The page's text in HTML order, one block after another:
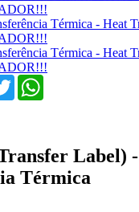
Twitter
Label) -
Térmica